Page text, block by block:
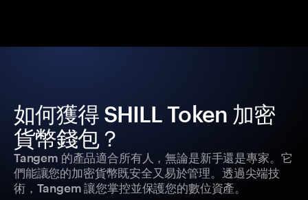
如何獲得 SHILL Token 加密
貨幣錢包？
Tangem 的產品適合所有人，無論是新手還是專家。它
們能讓您的加密貨幣既安全又易於管理。透過尖端技
術，Tangem 讓您掌控並保護您的數位資產。